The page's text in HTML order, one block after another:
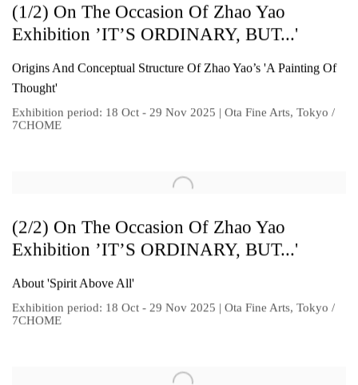
(1/2) On The Occasion Of Zhao Yao
Exhibition ’IT’S ORDINARY, BUT...'
Origins And Conceptual Structure Of Zhao Yao’s 'A Painting Of
Thought'
Exhibition period: 18 Oct - 29 Nov 2025 | Ota Fine Arts, Tokyo /
7CHOME
(2/2) On The Occasion Of Zhao Yao
Exhibition ’IT’S ORDINARY, BUT...'
About 'Spirit Above All'
Exhibition period: 18 Oct - 29 Nov 2025 | Ota Fine Arts, Tokyo /
7CHOME